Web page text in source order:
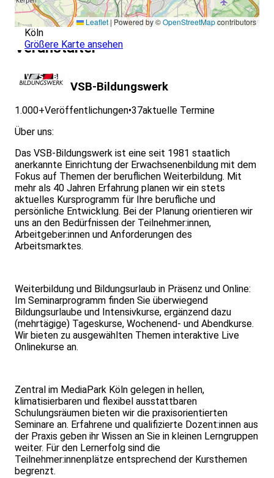
Leaflet |Powered by ©OpenStreetMapcontributors
Köln
Größere Karte ansehen
Veranstalter
VSB-Bildungswerk
1.000+Veröffentlichungen•37aktuelle Termine
Über uns:
Das VSB-Bildungswerk ist eine seit 1981 staatlich
anerkannte Einrichtung der Erwachsenenbildung mit dem
Fokus auf Themen der beruflichen Weiterbildung. Mit
mehr als 40 Jahren Erfahrung planen wir ein stets
aktuelles Kursprogramm für Ihre berufliche und
persönliche Entwicklung. Bei der Planung orientieren wir
uns an den Bedürfnissen der Teilnehmer:innen,
Arbeitgeber:innen und Anforderungen des
Arbeitsmarktes.
Weiterbildung und Bildungsurlaub in Präsenz und Online:
Im Seminarprogramm finden Sie überwiegend
Bildungsurlaube und Intensivkurse, ergänzend dazu
(mehrtägige) Tageskurse, Wochenend- und Abendkurse.
Wir bieten zu ausgewählten Themen interaktive Live
Onlinekurse an.
Zentral im MediaPark Köln gelegen in hellen,
klimatisierbaren und flexibel ausstattbaren
Schulungsräumen bieten wir die praxisorientierten
Seminare an. Erfahrene und qualifizierte Dozent:innen aus
der Praxis geben ihr Wissen an Sie in kleinen Lerngruppen
weiter. Für den Lernerfolg sind die
Teilnehmer:innenplätze entsprechend der Kursthemen
begrenzt.